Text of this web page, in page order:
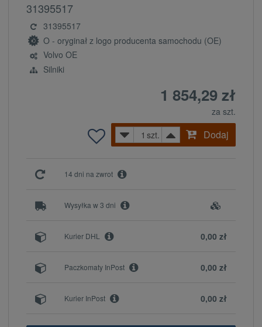
31395517
31395517
O - oryginał z logo producenta samochodu (OE)
Volvo OE
Silniki
1 854,29 zł
za szt.
szt.
Dodaj
14 dni na zwrot
Wysyłka w 3 dni
0,00 zł
Kurier DHL
0,00 zł
Paczkomaty InPost
0,00 zł
Kurier InPost